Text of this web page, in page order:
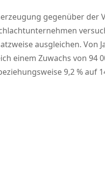
gegenüber der
ausgleichen. Von
einem Zuwachs von 94
9,2 % auf